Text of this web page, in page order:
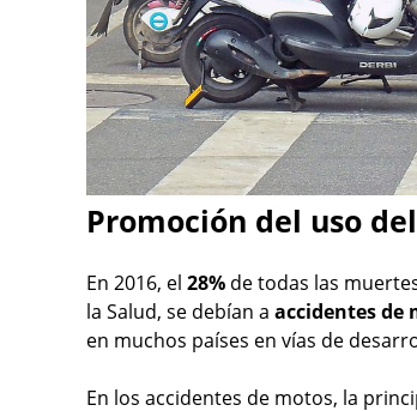
Promoción del uso
En 2016, el 28% de todas las
la Salud, se debían a accidentes de
en muchos países en vías de
En los accidentes de motos, la